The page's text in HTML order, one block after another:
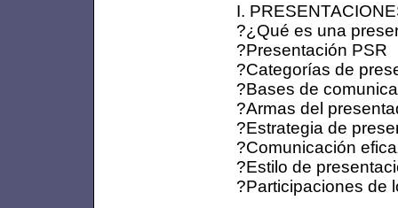
I.
?¿Qué es una
?Presentación PSR
?Categorías de
?Bases de
?Armas del
?Estrategia de
?Comunicación
?Estilo de
?Participaciones de